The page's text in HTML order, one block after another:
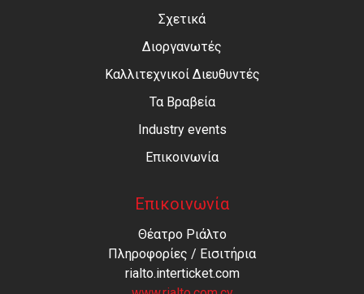
Σχετικά
Διοργανωτές
Καλλιτεχνικοί Διευθυντές
Τα Βραβεία
Industry events
Επικοινωνία
Επικοινωνία
Θέατρο Ριάλτο
Πληροφορίες / Εισιτήρια
rialto.interticket.com